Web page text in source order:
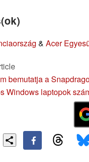
& Acer
bemutatja a
Windows laptopok